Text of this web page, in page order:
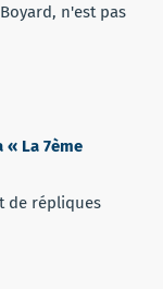
n'est pas
« La 7ème
de répliques